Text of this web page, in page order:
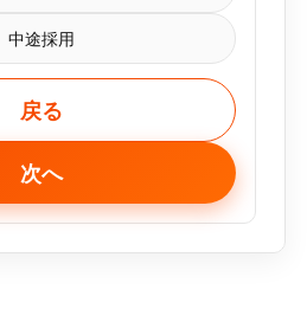
中途採用
戻る
次へ